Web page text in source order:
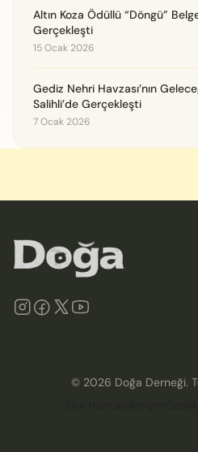
Altın Koza Ödüllü “Döngü”
Gerçekleşti
15 Ocak 2026
Gediz Nehri Havzası’nın
Salihli’de Gerçekleşti
7 Ocak 2026
© 2026 Doğa Derneği.